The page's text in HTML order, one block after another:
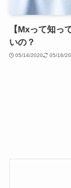
【Mxって知っ
いの？
05/14/2020 05/16/